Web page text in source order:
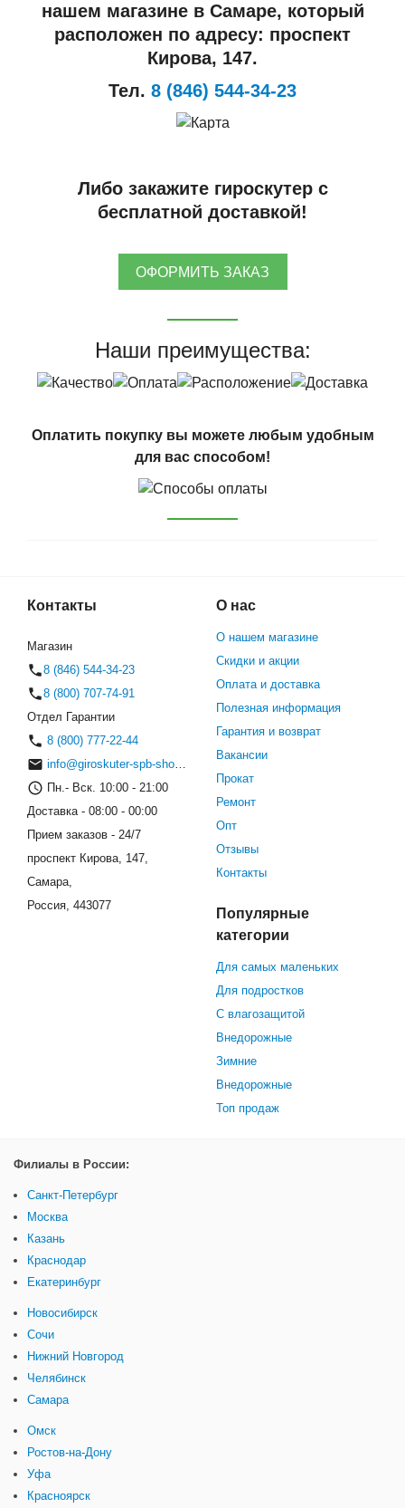
нашем магазине в Самаре, который
расположен по адресу: проспект
Кирова, 147.
Тел. 8 (846) 544-34-23
Либо закажите гироскутер с
бесплатной доставкой!
ОФОРМИТЬ ЗАКАЗ
Наши преимущества:
Оплатить покупку вы можете любым удобным
для вас способом!
Контакты
Магазин
8 (846) 544-34-23
8 (800) 707-74-91
Отдел Гарантии
8 (800) 777-22-44
info@giroskuter-spb-shop.ru
Пн.- Вск. 10:00 - 21:00
Доставка - 08:00 - 00:00
Прием заказов - 24/7
проспект Кирова, 147,
Самара,
Россия, 443077
О нас
О нашем магазине
Скидки и акции
Оплата и доставка
Полезная информация
Гарантия и возврат
Вакансии
Прокат
Ремонт
Опт
Отзывы
Контакты
Популярные
категории
Для самых маленьких
Для подростков
С влагозащитой
Внедорожные
Зимние
Внедорожные
Топ продаж
Филиалы в России:
Санкт-Петербург
Москва
Казань
Краснодар
Екатеринбург
Новосибирск
Сочи
Нижний Новгород
Челябинск
Самара
Омск
Ростов-на-Дону
Уфа
Красноярск